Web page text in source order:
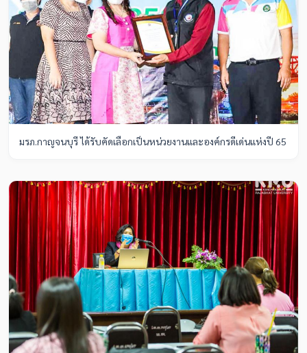
มรภ.กาญจนบุรี ได้รับคัดเลือกเป็นหน่วยงานและองค์กรดีเด่นแห่งปี 65